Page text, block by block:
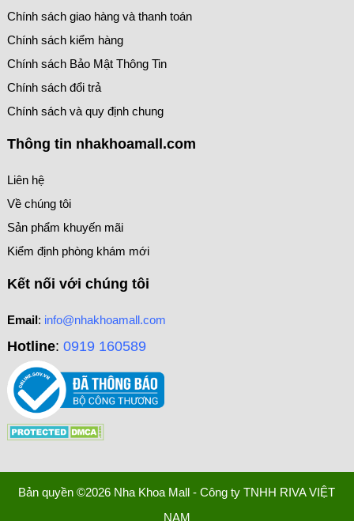
Chính sách giao hàng và thanh toán
Chính sách kiểm hàng
Chính sách Bảo Mật Thông Tin
Chính sách đổi trả
Chính sách và quy định chung
Thông tin nhakhoamall.com
Liên hệ
Về chúng tôi
Sản phẩm khuyến mãi
Kiểm định phòng khám mới
Kết nối với chúng tôi
Email: info@nhakhoamall.com
Hotline: 0919 160589
Bản quyền ©2026 Nha Khoa Mall - Công ty TNHH RIVA VIỆT
NAM